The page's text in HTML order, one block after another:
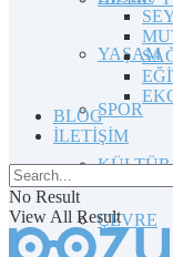
YAŞAM
SPOR
ÇEVRE
BLOG
İLETİŞİM
No Result
View All Result